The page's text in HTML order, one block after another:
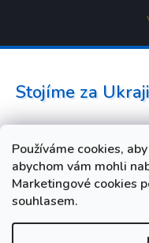
Používáme cookies,
abychom vám mohli
Marketingové cookies
souhlasem.
Stojíme za
Jak a čím